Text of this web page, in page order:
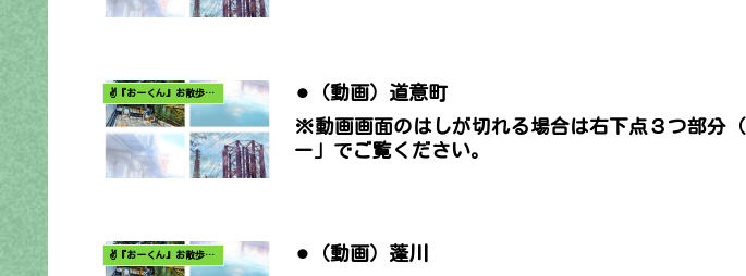
✌️『おーくん』お散歩日記〜どんな出会いがあるだろう〜 ⚫︎（動画）道意町
※動画画面のはしが切れる場合は右下点３つ部
ー」でご覧ください。
✌️『おーくん』お散歩日記〜どんな出会いがあるだろう〜 ⚫︎（動画）蓬川